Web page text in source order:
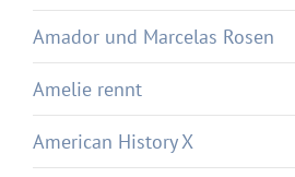
Amador und Marcelas Rosen
Amelie rennt
American History X